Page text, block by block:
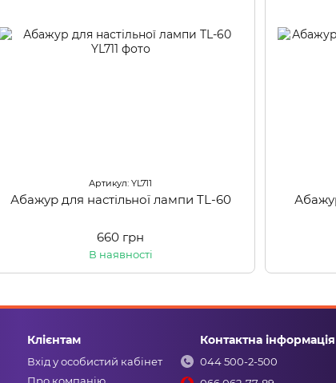
Артикул: YL711
Абажур для настільної лампи TL-60
660 грн
В наявності
Клієнтам
Вхід у особистий кабінет
Контактна інформація
044 500-2-500